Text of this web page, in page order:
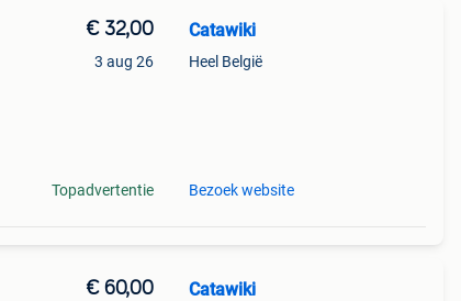
€ 32,00
3 aug 26
Topadvertentie
Catawiki
Heel België
Bezoek website
€ 60,00 Catawiki